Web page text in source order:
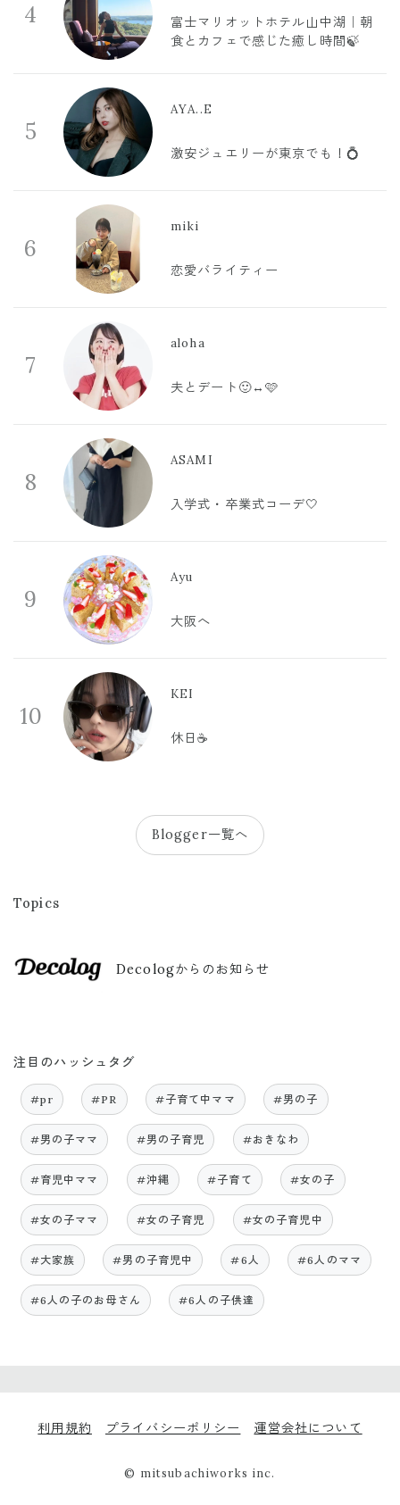
4
富士マリオットホテル山中湖｜朝
食とカフェで感じた癒し時間🍃
5
AYA..E
激安ジュエリーが東京でも！💍
6
miki
恋愛バライティー
7
aloha
夫とデート🙂‍↔️🩷
8
ASAMI
入学式・卒業式コーデ🤍
9
Ayu
大阪へ
10
KEI
休日☕️
Blogger一覧へ
Topics
Decologからのお知らせ
注目のハッシュタグ
#pr #PR #子育て中ママ #男の子
#男の子ママ #男の子育児 #おきなわ
#育児中ママ #沖縄 #子育て #女の子
#女の子ママ #女の子育児 #女の子育児中
#大家族 #男の子育児中 #6人 #6人のママ
#6人の子のお母さん #6人の子供達
利用規約 プライバシーポリシー 運営会社について
© mitsubachiworks inc.